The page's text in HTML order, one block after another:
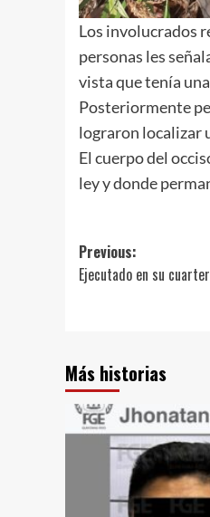
Los involucrados
personas les
vista que tenía
Posteriormente
lograron localizar
El cuerpo del
ley y donde
Post
navigation
Previous:
Ejecutado en su
Más historias